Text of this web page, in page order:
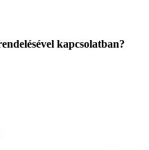
kapcsolatban?